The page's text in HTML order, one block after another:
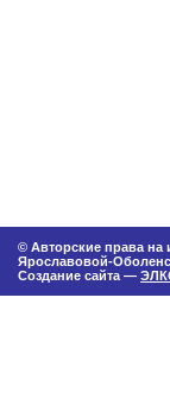
© Авторские права на
Ярославовой-
Создание сайта —